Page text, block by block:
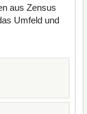
aus Zensus
Umfeld und